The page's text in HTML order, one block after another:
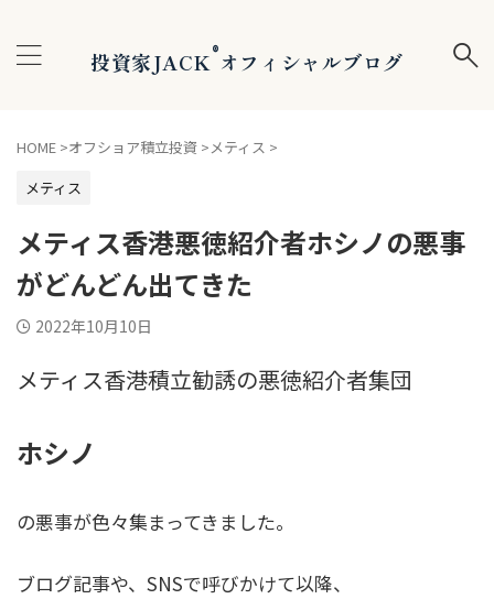
投資家JACK®オフィシャルブログ
HOME >オフショア積立投資 >メティス >
メティス
メティス香港悪徳紹介者ホシノの悪事
がどんどん出てきた
2022年10月10日
メティス香港積立勧誘の悪徳紹介者集団
ホシノ
の悪事が色々集まってきました。
ブログ記事や、SNSで呼びかけて以降、